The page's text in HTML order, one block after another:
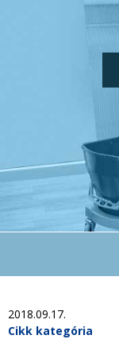
2018.09.17.
Cikk kategória